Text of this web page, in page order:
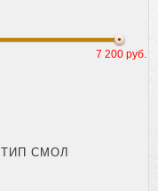
7 200 руб.
ТИП СМОЛ